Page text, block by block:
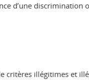
d’une discrimination
critères illégitimes et